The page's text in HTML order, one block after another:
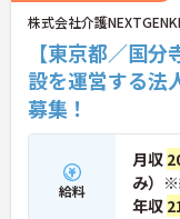
株式会社介護
【東京都／国
設を運営する法
募集！
給料
月収
み）※
年収